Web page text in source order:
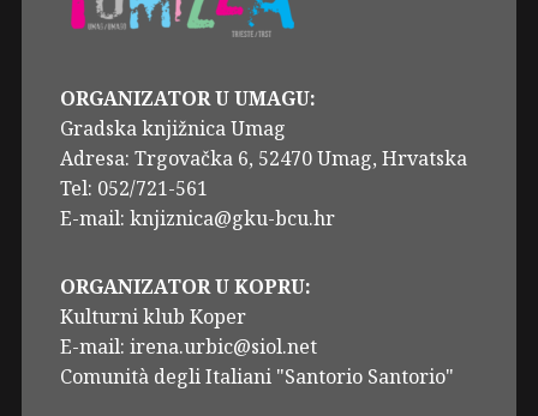
ORGANIZATOR U UMAGU:
Gradska knjižnica Umag
Adresa: Trgovačka 6, 52470 Umag, Hrvatska
Tel: 052/721-561
E-mail: knjiznica@gku-bcu.hr
ORGANIZATOR U KOPRU:
Kulturni klub Koper
E-mail: irena.urbic@siol.net
Comunità degli Italiani "Santorio Santorio"